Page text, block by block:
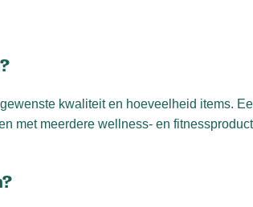
kwaliteit en hoeveelheid items.
met meerdere wellness- en